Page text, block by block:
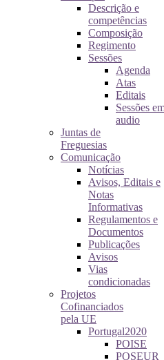
Descrição e
competências
Composição
Regimento
Sessões
Agenda
Atas
Editais
Sessões
audio
Juntas de
Freguesias
Comunicação
Notícias
Avisos, Editais e
Notas
Informativas
Regulamentos e
Documentos
Publicações
Avisos
Vias
condicionadas
Projetos
Cofinanciados
pela UE
Portugal2020
POISE
POSEUR